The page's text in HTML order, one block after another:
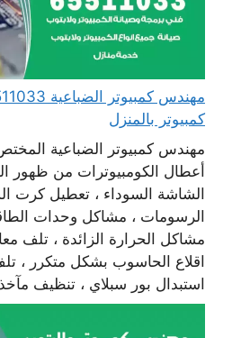
كمبيوتر بالمنزل
مهندس كمبيوتر الضباعية
أعطال الكومبيوترات من ظهور
الشاشة السوداء ، تعطيل كرت
الرسومات ، مشاكل وحدات
مشاكل الحرارة الزائدة ، تلف
اقلاع الحاسوب بشكل متكرر ،
استبدال بور سبلاي ، تنظيف